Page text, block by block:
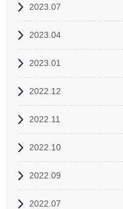
2023.07
2023.04
2023.01
2022.12
2022.11
2022.10
2022.09
2022.07